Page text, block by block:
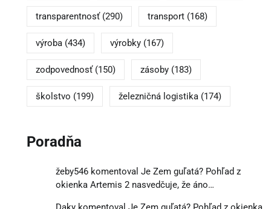
transparentnosť(290) transport(168)
výroba(434) výrobky(167)
zodpovednosť(150) zásoby(183)
školstvo (199) železničná logistika(174)
Poradňa
žeby546komentoval Je Zem guľatá? Pohľad z
okienka Artemis 2 nasvedčuje, že áno…